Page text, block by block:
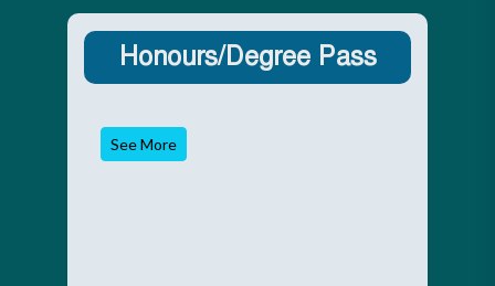
Honours/Degree Pass
See More